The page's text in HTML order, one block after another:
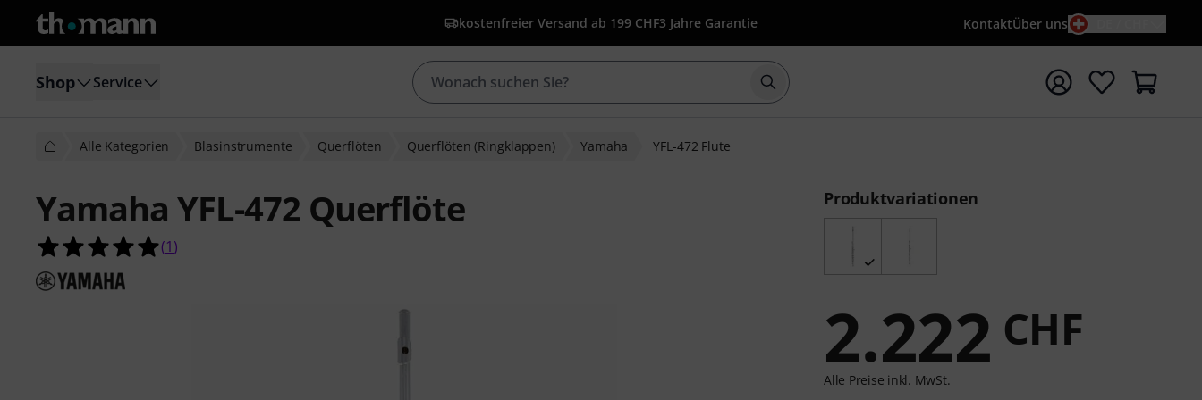
kostenfreier Versand ab 199 CHF3 Jahre Garantie KontaktÜber uns
Shop Service Suche mit Suchwort {searchTerm} starten
Alle Kategorien Blasinstrumente Querflöten Querflöten (Ringklappen) Yamaha YFL-472 Flute
Yamaha YFL-472 Querflöte
5.0 von 5 Sternen aus 1 Kundenbewertungen
(1)
Produktvariationen
2.222 CHF
Alle Preise inkl. MwSt.